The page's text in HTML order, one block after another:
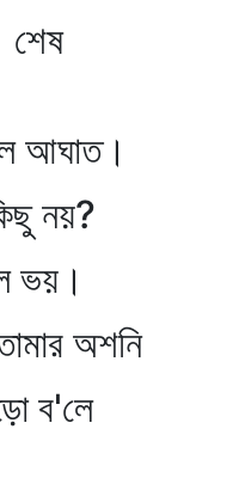
নয়?
অশনি
ব'লে